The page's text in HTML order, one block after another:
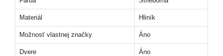
Materiál Hliník
Možnosť vlastnej značky Áno
Dvere Áno